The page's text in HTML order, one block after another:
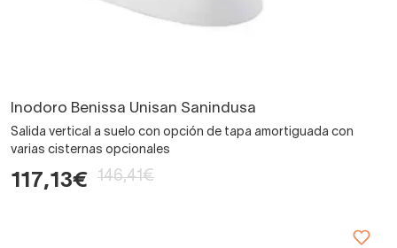
Inodoro Benissa Unisan Sanindusa
Salida vertical a suelo con opción de tapa amortiguada con
varias cisternas opcionales
117,13€ 146,41€